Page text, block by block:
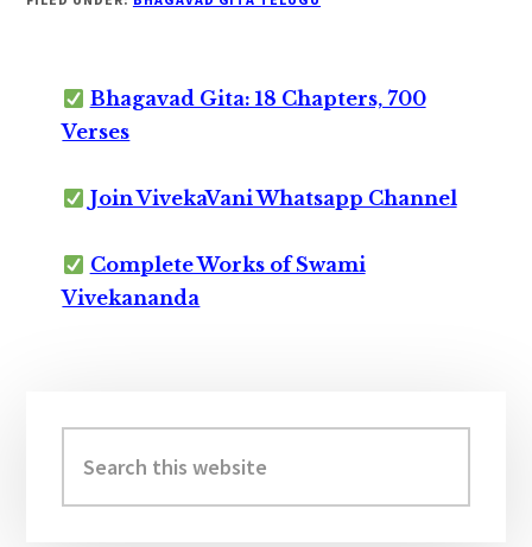
Bhagavad Gita: 18 Chapters, 700
Verses
Join VivekaVani Whatsapp Channel
Complete Works of Swami
Vivekananda
Sidebar
this
website